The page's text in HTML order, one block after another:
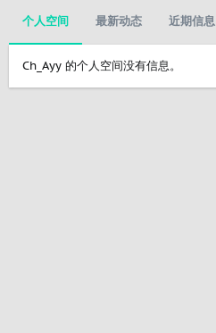
个人空间 最新动态 近期信息
Ch_Ayy 的个人空间没有信息。